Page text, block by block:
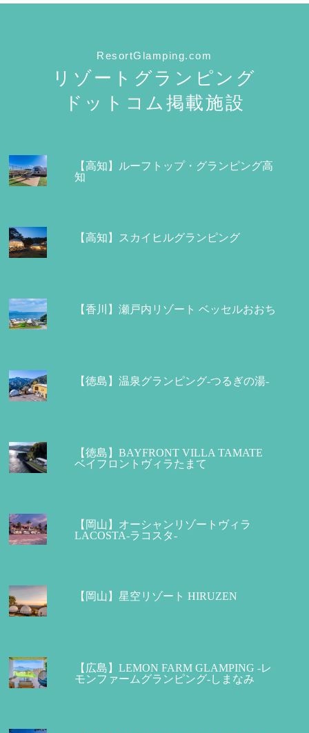
ResortGlamping.com
リゾートグランピング
ドットコム掲載施設
【高知】ルーフトップ・グランピング高
知
【高知】スカイヒルグランピング
【香川】瀬戸内リゾート ベッセルおおち
【徳島】温泉グランピング-つるぎの湯-
【徳島】BAYFRONT VILLA TAMATE
ベイフロントヴィラたまて
【岡山】オーシャンリゾートヴィラ
LACOSTA-ラコスタ-
【岡山】星空リゾート HIRUZEN
【広島】LEMON FARM GLAMPING -レ
モンファームグランピング-しまなみ